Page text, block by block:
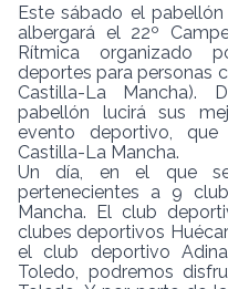
Este sábado el
albergará el 22º
Rítmica organizado
deportes para personas
Castilla-La
pabellón lucirá sus
evento deportivo,
Castilla-La Mancha.
Un día, en el que
pertenecientes a 9
Mancha. El club
clubes deportivos
el club deportivo
Toledo, podremos